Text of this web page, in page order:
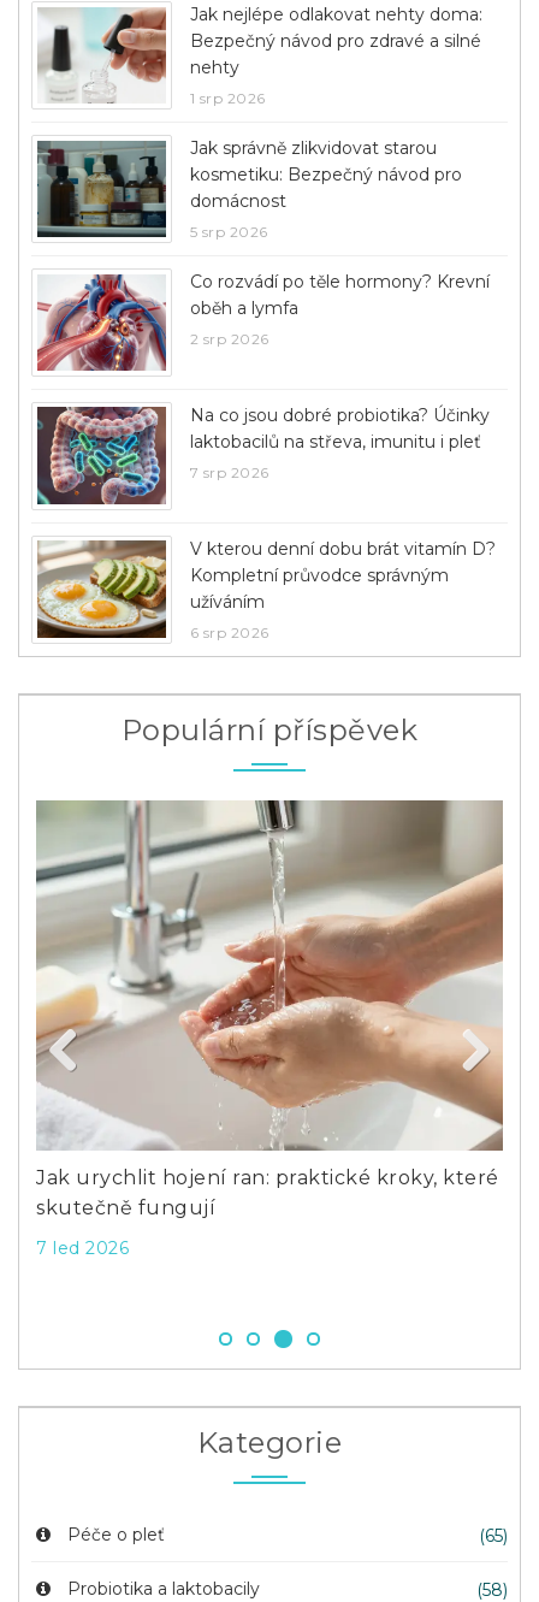
Jak nejlépe odlakovat nehty doma:
Bezpečný návod pro zdravé a silné
nehty
1 srp 2026
Jak správně zlikvidovat starou
kosmetiku: Bezpečný návod pro
domácnost
5 srp 2026
Co rozvádí po těle hormony? Krevní
oběh a lymfa
2 srp 2026
Na co jsou dobré probiotika? Účinky
laktobacilů na střeva, imunitu i pleť
7 srp 2026
V kterou denní dobu brát vitamín D?
Kompletní průvodce správným
užíváním
6 srp 2026
Populární příspěvek
Jak urychlit hojení ran: praktické kroky, které
skutečně fungují
7 led 2026
Previous Next
Kategorie
Péče o pleť (65)
Probiotika a laktobacily (58)